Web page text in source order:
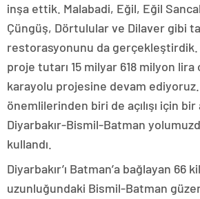
inşa ettik. Malabadi, Eğil, Eğil
Çüngüş, Dörtulular ve Dilaver gibi
restorasyonunu da gerçekleştirdik.
proje tutarı 15 milyar 618 milyon lira
karayolu projesine devam ediyoruz.
önemlilerinden biri de açılışı için
Diyarbakır-Bismil-Batman
kullandı.
Diyarbakır’ı Batman’a bağlayan 66
uzunluğundaki Bismil-Batman